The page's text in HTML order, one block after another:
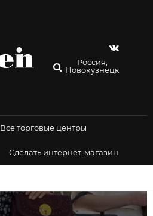
Россия,
Новокузнецк
Все торговые центры
Сделать интернет-магазин